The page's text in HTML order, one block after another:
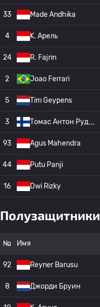
33 Made Andhika
4 K. Арель
24 R. Fajrin
2 Joao Ferrari
5 Tim Geypens
3 Томас Антон Руд
93 Agus Mahendra
44 Putu Panji
16 Dwi Rizky
Полузащитники
№ Имя
92 Reyner Barusu
8 Джорди Бруин